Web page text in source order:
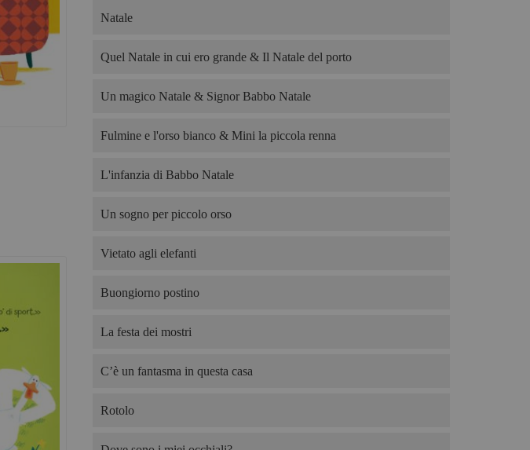
Natale
Quel Natale in cui ero grande & Il Natale del porto
Un magico Natale & Signor Babbo Natale
Fulmine e l'orso bianco & Mini la piccola renna
L'infanzia di Babbo Natale
Un sogno per piccolo orso
Vietato agli elefanti
Buongiorno postino
La festa dei mostri
C’è un fantasma in questa casa
Rotolo